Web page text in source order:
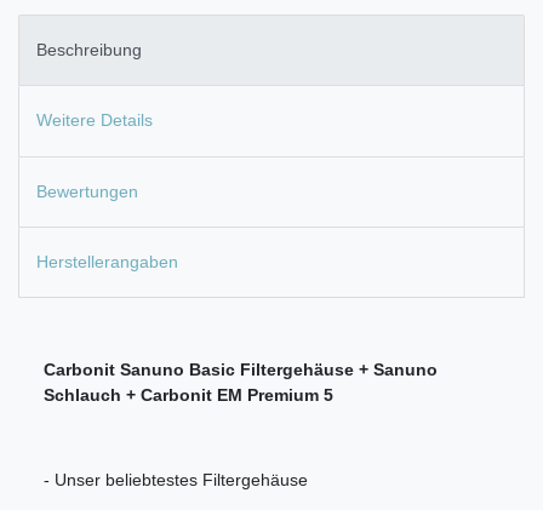
Beschreibung
Weitere Details
Bewertungen
Herstellerangaben
Carbonit Sanuno Basic Filtergehäuse + Sanuno
Schlauch + Carbonit EM Premium 5
- Unser beliebtestes Filtergehäuse